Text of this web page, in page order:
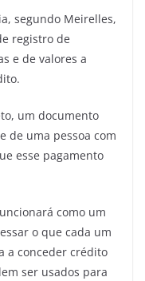
segundo Meirelles,
registro de
e de valores a
um documento
de uma pessoa com
esse pagamento
como um
o que cada um
a conceder crédito
ser usados para